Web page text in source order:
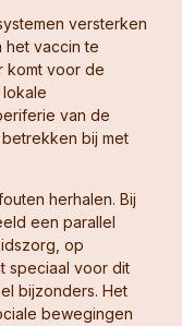
versterken
het vaccin te
komt voor de
van de
bij met
herhalen. Bij
een parallel
op
speciaal voor dit
bijzonders. Het
bewegingen